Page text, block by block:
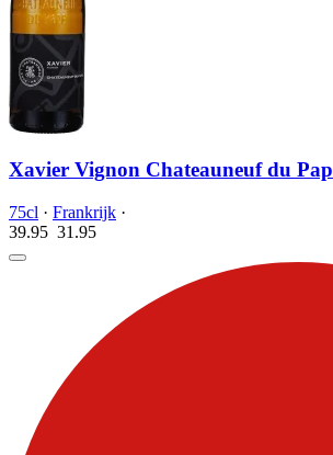
Xavier Vignon Chateauneuf du
75cl · Frankrijk ·
39.95 31.95